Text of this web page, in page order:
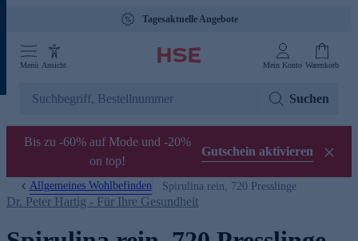
Tagesaktuelle Angebote
Menü Ansicht Mein Konto Warenkorb
Suchen
Bis zu -60% auf Mode und -20%
on top!
Gutschein aktivieren
Allgemeines Wohlbefinden Spirulina rein, 720 Presslinge
Dr. Peter Hartig - Für Ihre Gesundheit